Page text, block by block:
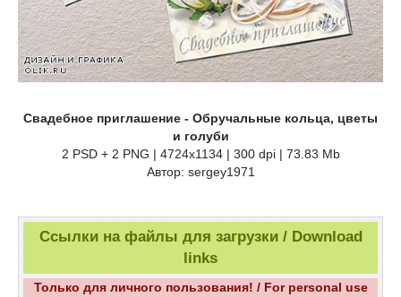
Свадебное приглашение - Обручальные кольца, цветы
и голуби
2 PSD + 2 PNG | 4724x1134 | 300 dpi | 73.83 Mb
Автор: sergey1971
Ссылки на файлы для загрузки / Download
links
Только для личного пользования! / For personal use